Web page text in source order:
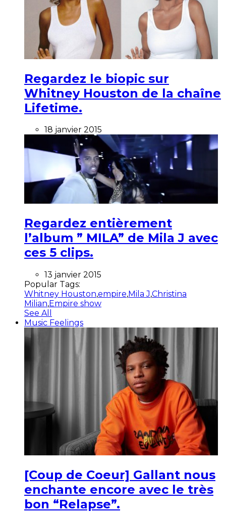
Regardez le biopic sur
Whitney Houston de la chaîne
Lifetime.
18 janvier 2015
Regardez entièrement
l’album ” MILA” de Mila J avec
ces 5 clips.
13 janvier 2015
Popular Tags:
Whitney Houston,empire,Mila J,Christina
Milian,Empire show
See All
Music Feelings
[Coup de Coeur] Gallant nous
enchante encore avec le très
bon “Relapse”.